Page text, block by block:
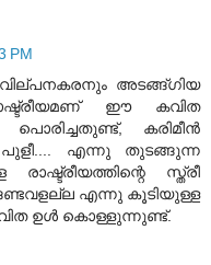
PM
വില്പനകരനും അടങ്ങ്ഗിയ
ഈ കവിത
പൊരിച്ചതുണ്ട്, കരിമീന്‍
എന്നു തുടങ്ങുന്ന
രാഷ്ട്രീയത്തിന്റെ സ്ത്രീ
എന്നു കൂടിയുള്ള
ഉള്‍ കൊള്ളുന്നുണ്ട്.